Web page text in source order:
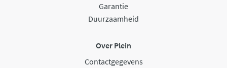
Garantie
Duurzaamheid
Over Plein
Contactgegevens